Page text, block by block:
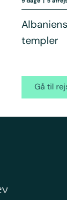
templer
Gå til